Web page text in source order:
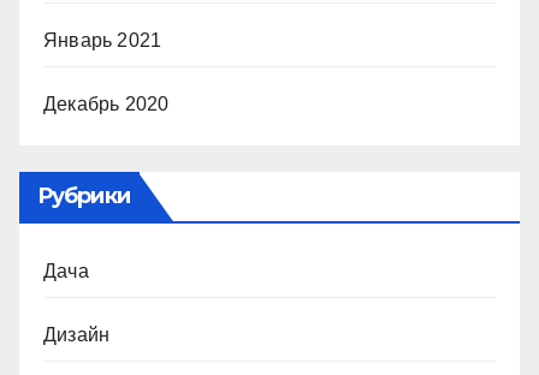
Январь 2021
Декабрь 2020
Рубрики
Дача
Дизайн